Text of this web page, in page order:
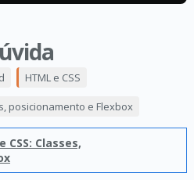
HTML e CSS
posicionamento e Flexbox
CSS: Classes,